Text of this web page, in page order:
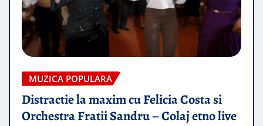
MUZICA POPULARA
Distractie la maxim cu Felicia Costa si
Orchestra Fratii Sandru – Colaj etno live